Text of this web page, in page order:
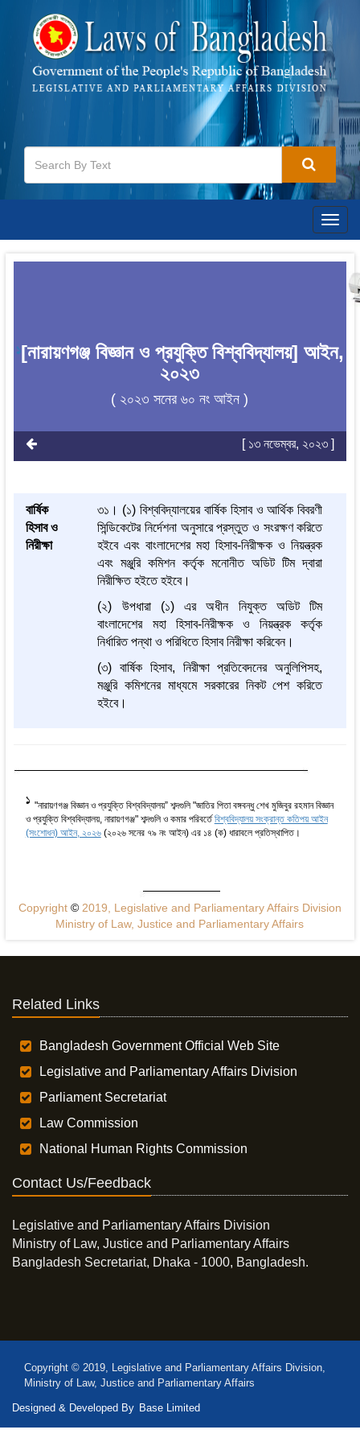
1[নারায়ণগঞ্জ বিজ্ঞান ও প্রযুক্তি বিশ্ববিদ্যালয়] আইন,
২০২৩
( ২০২৩ সনের ৬০ নং আইন )
[ ১৩ নভেম্বর, ২০২৩ ]
বার্ষিক
হিসাব ও
নিরীক্ষা
৩১। (১) বিশ্ববিদ্যালয়ের বার্ষিক হিসাব ও আর্থিক বিবরণী
সিন্ডিকেটের নির্দেশনা অনুসারে প্রস্তুত ও সংরক্ষণ করিতে
হইবে এবং বাংলাদেশের মহা হিসাব-নিরীক্ষক ও নিয়ন্ত্রক
এবং মঞ্জুরি কমিশন কর্তৃক মনোনীত অডিট টিম দ্বারা
নিরীক্ষিত হইতে হইবে।
(২) উপধারা (১) এর অধীন নিযুক্ত অডিট টিম
বাংলাদেশের মহা হিসাব-নিরীক্ষক ও নিয়ন্ত্রক কর্তৃক
নির্ধারিত পন্থা ও পরিধিতে হিসাব নিরীক্ষা করিবেন।
(৩) বার্ষিক হিসাব, নিরীক্ষা প্রতিবেদনের অনুলিপিসহ,
মঞ্জুরি কমিশনের মাধ্যমে সরকারের নিকট পেশ করিতে
হইবে।
1 "নারায়ণগঞ্জ বিজ্ঞান ও প্রযুক্তি বিশ্ববিদ্যালয়” শব্দগুলি "জাতির পিতা বঙ্গবন্ধু শেখ মুজিবুর রহমান বিজ্ঞান
ও প্রযুক্তি বিশ্ববিদ্যালয়, নারায়ণগঞ্জ" শব্দগুলি ও কমার পরিবর্তেবিশ্ববিদ্যালয় সংক্রান্ত কতিপয় আইন
(সংশোধন) আইন, ২০২৬(২০২৬ সনের ৭৯ নং আইন) এর ১৪ (ক) ধারাবলে প্রতিস্থাপিত।
Copyright ©2019, Legislative and Parliamentary Affairs Division
Ministry of Law, Justice and Parliamentary Affairs
Related Links
Bangladesh Government Official Web Site
Legislative and Parliamentary Affairs Division
Parliament Secretariat
Law Commission
National Human Rights Commission
Contact Us/Feedback
Legislative and Parliamentary Affairs Division
Ministry of Law, Justice and Parliamentary Affairs
Bangladesh Secretariat, Dhaka - 1000, Bangladesh.
Copyright © 2019, Legislative and Parliamentary Affairs Division,
Ministry of Law, Justice and Parliamentary Affairs
Designed & Developed By Base Limited